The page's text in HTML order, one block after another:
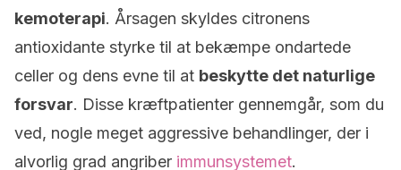
kemoterapi. Årsagen skyldes citronens
antioxidante styrke til at bekæmpe ondartede
celler og dens evne til at beskytte det naturlige
forsvar. Disse kræftpatienter gennemgår, som du
ved, nogle meget aggressive behandlinger, der i
alvorlig grad angriber immunsystemet.